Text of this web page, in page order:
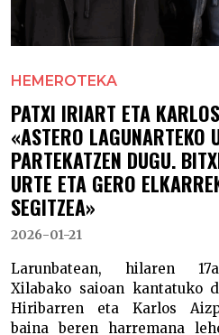
HEMEROTEKA
PATXI IRIART ETA
«ASTERO LAGUNARTEKO
PARTEKATZEN DUGU.
URTE ETA GERO
SEGITZEA»
2026-01-21
Larunbatean, hilaren
Xilabako saioan kantatuko
Hiribarren eta Karlos
baina beren harremana